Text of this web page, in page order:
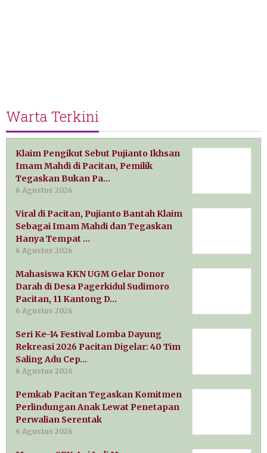
Warta Terkini
Klaim Pengikut Sebut Pujianto Ikhsan
Imam Mahdi di Pacitan, Pemilik
Tegaskan Bukan Pa…
6 Agustus 2026
Viral di Pacitan, Pujianto Bantah Klaim
Sebagai Imam Mahdi dan Tegaskan
Hanya Tempat …
6 Agustus 2026
Mahasiswa KKN UGM Gelar Donor
Darah di Desa Pagerkidul Sudimoro
Pacitan, 11 Kantong D…
6 Agustus 2026
Seri Ke-14 Festival Lomba Dayung
Rekreasi 2026 Pacitan Digelar: 40 Tim
Saling Adu Cep…
6 Agustus 2026
Pemkab Pacitan Tegaskan Komitmen
Perlindungan Anak Lewat Penetapan
Perwalian Serentak
6 Agustus 2026